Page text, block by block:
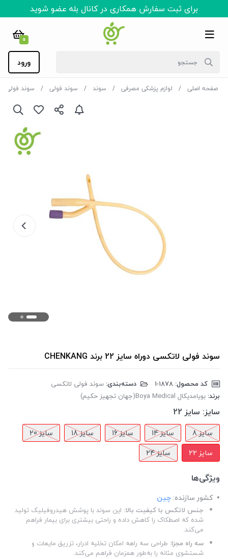
برای ثبت سفارش همکاری در کانال بله عضو شوید
0
ورود
صفحه اصلی لوازم پزشکی مصرفی سوند سوند فولی سوند فولی
سوند فولی لاتکسی دوراه سایز 22 برند CHENKANG
کد محصول: دسته‌بندی: سوند فولی لاتکسی
برند: بویامدیکال Boya Medical(جهان تجهیز حکیم)
سایز: سایز 22
سایز 8 سایز 14 سایز 16 سایز 18
سایز 20
سایز 22
سایز 24
ویژگی‌ها
کشور سازنده: چین
جنس لاتکس با کیفیت بالا: این سوند با پوشش هیدروفیلیک تولید
شده که اصطکاک را کاهش داده و راحتی بیشتری برای بیمار فراهم
می‌کند.
سه راه مجزا: طراحی سه راهه امکان تخلیه ادرار، تزریق مایعات و
شستشوی مثانه را به‌طور همزمان فراهم می‌کند.